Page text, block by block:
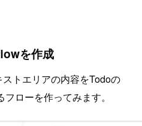
を作成
トエリアの内容をTodoの
ローを作ってみます。